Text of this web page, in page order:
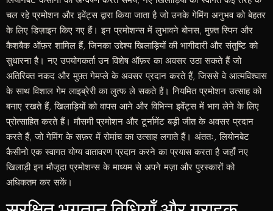
चल रहे प्रमोशन और इवेंट्स द्वारा किया जाता है जो उनके गेमिंग अनुभव को बेहतर
के लिए डिज़ाइन किए गए हैं। इन प्रमोशन्स में लुभावने बोनस, मुफ़्त स्पिन और
कैशबैक ऑफ़र शामिल हैं, जिनका उद्देश्य खिलाड़ियों की भागीदारी और संतुष्टि को
सुधारना है। नए उपयोगकर्ता उन विशेष ऑफ़र का अवसर उठा सकते हैं जो
अतिरिक्त नकद और मुफ़्त गेमप्ले के अवसर प्रदान करते हैं, जिससे वे आत्मविश्वास
के साथ विशाल गेम लाइब्रेरी का लुत्फ ले सकते हैं। नियमित प्रमोशन उत्साह को
बनाए रखते हैं, खिलाड़ियों को वापस आने और विभिन्न इवेंट्स में भाग लेने के लिए
प्रोत्साहित करते हैं। मौसमी प्रमोशन और टूर्नामेंट बड़ी जीत के अवसर प्रदान
करते हैं, जो गेमिंग के सफ़र में रोमांच का उत्साह लगाते हैं। अंततः, लियोनबेट
कैसीनो एक स्वागत योग्य वातावरण प्रदान करने का प्रयास करता है जहाँ नए
खिलाड़ी इन मौजूदा प्रमोशन्स के माध्यम से अपने मज़ा और पुरस्कारों को
अधिकतम कर सकें।